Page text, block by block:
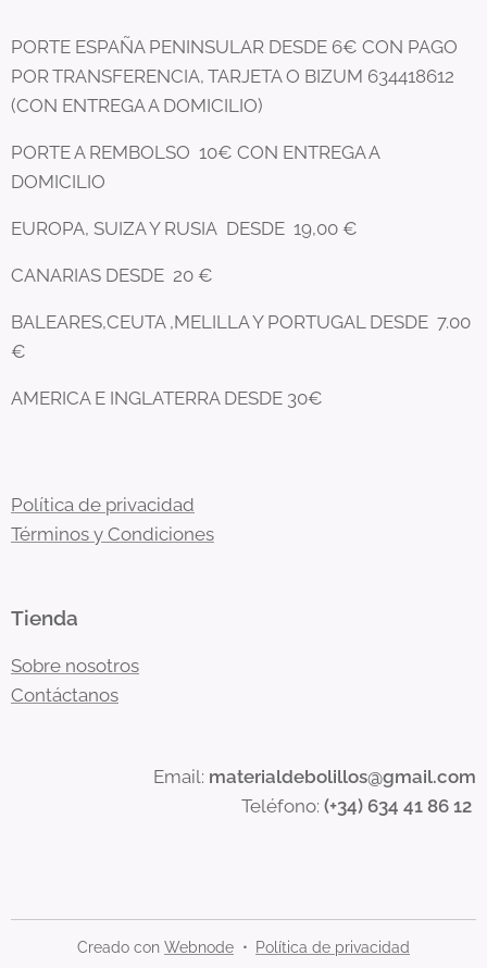
PORTE ESPAÑA PENINSULAR DESDE 6€ CON PAGO
POR TRANSFERENCIA, TARJETA O BIZUM 634418612
(CON ENTREGA A DOMICILIO)
PORTE A REMBOLSO 10€ CON ENTREGA A
DOMICILIO
EUROPA, SUIZA Y RUSIA DESDE 19,00 €
CANARIAS DESDE 20 €
BALEARES,CEUTA ,MELILLA Y PORTUGAL DESDE 7.00
€
AMERICA E INGLATERRA DESDE 30€
Política de privacidad
Términos y Condiciones
Tienda
Sobre nosotros
Contáctanos
Email: materialdebolillos@gmail.com
Teléfono: (+34) 634 41 86 12
Creado con Webnode Política de privacidad